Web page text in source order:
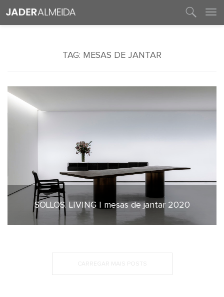
TAG: MESAS DE JANTAR
13 de julho de 2020
SOLLOS. LIVING | mesas de jantar 2020